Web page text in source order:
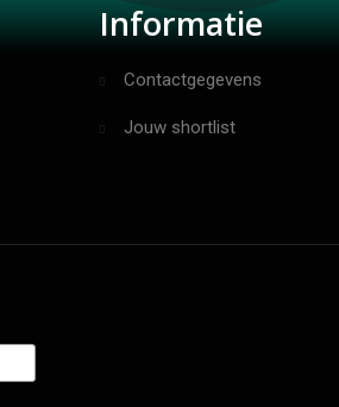
Informatie
Contactgegevens
Jouw shortlist